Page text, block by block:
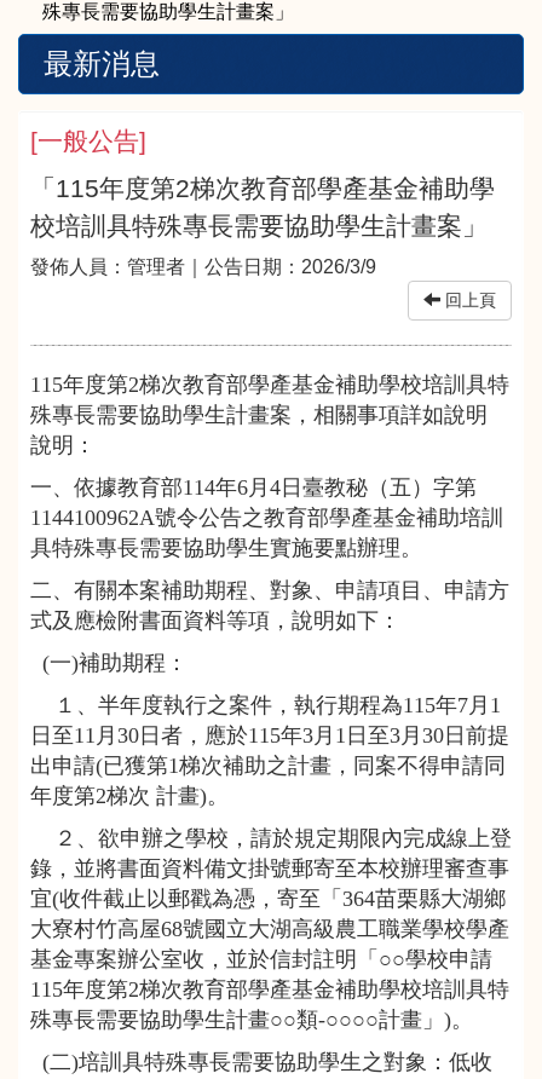
殊專長需要協助學生計畫案」
最新消息
[一般公告]
「115年度第2梯次教育部學產基金補助學
校培訓具特殊專長需要協助學生計畫案」
發佈人員： 管理者 ｜公告日期： 2026/3/9
回上頁
115年度第2梯次教育部學產基金補助學校培訓具特
殊專長需要協助學生計畫案，相關事項詳如說明
說明：
一、依據教育部114年6月4日臺教秘（五）字第
1144100962A號令公告之教育部學產基金補助培訓
具特殊專長需要協助學生實施要點辦理。
二、有關本案補助期程、對象、申請項目、申請方
式及應檢附書面資料等項，說明如下：
(一)補助期程：
１、半年度執行之案件，執行期程為115年7月1
日至11月30日者，應於115年3月1日至3月30日前提
出申請(已獲第1梯次補助之計畫，同案不得申請同
年度第2梯次 計畫)。
２、欲申辦之學校，請於規定期限內完成線上登
錄，並將書面資料備文掛號郵寄至本校辦理審查事
宜(收件截止以郵戳為憑，寄至「364苗栗縣大湖鄉
大寮村竹高屋68號國立大湖高級農工職業學校學產
基金專案辦公室收，並於信封註明「○○學校申請
115年度第2梯次教育部學產基金補助學校培訓具特
殊專長需要協助學生計畫○○類-○○○○計畫」)。
(二)培訓具特殊專長需要協助學生之對象：低收